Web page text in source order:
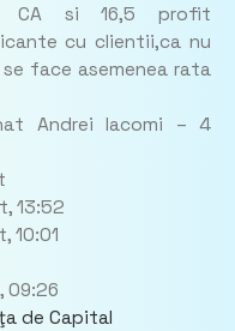
CA si 16,5 profit
cu clientii,ca nu
face asemenea rata
Andrei Iacomi – 4
13:52
10:01
09:26
de Capital